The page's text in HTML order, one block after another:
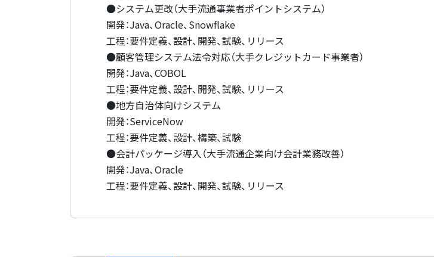
●システム更改（大手流通事業者ポイントシステム）
開発：Java、Oracle、Snowflake
工程：要件定義、設計、開発、試験、リリース
●顧客管理システム法令対応（大手クレジットカード事業者）
開発：Java、COBOL
工程：要件定義、設計、開発、試験、リリース
●地方自治体向けシステム
開発：ServiceNow
工程：要件定義、設計、構築、試験
●会計パッケージ導入（大手流通企業向け会計業務改善）
開発：Java、Oracle
工程：要件定義、設計、開発、試験、リリース